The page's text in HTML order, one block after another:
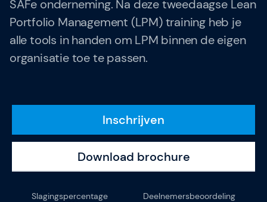
Team
Over SAFe 6.0 (nieuw)
Valuta: EUR (€)
Taal veranderen
SAFe onderneming. Na deze tweedaagse Lean
Portfolio Management (LPM) training heb je
alle tools in handen om LPM binnen de eigen
organisatie toe te passen.
Inschrijven
Download brochure
Slagingspercentage Deelnemersbeoordeling